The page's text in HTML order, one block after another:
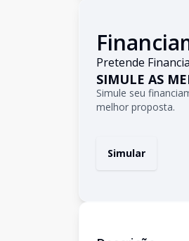
Pretende
SIMULE AS
Simule seu
melhor proposta.
Simular